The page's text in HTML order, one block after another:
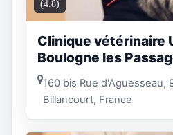
(4.8)
Clinique vétérinaire
Boulogne les
160 bis Rue d'Aguesseau,
Billancourt, France